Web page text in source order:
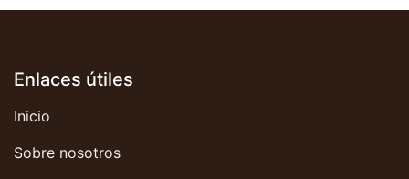
Enlaces útiles
Inicio
Sobre nosotros